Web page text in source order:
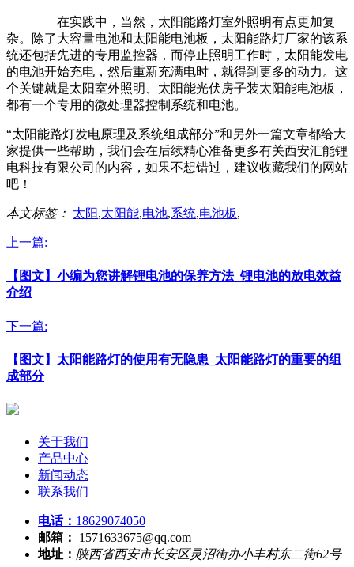
在实践中，当然，太阳能路灯室外照明有点更加复
杂。除了大容量电池和太阳能电池板，太阳能路灯厂家的该系
统还包括先进的专用监控器，而停止照明工作时，太阳能发电
的电池开始充电，然后重新充满电时，就得到更多的动力。这
个关键就是太阳室外照明、太阳能光伏房子装太阳能电池板，
都有一个专用的微处理器控制系统和电池。
“太阳能路灯发电原理及系统组成部分”和另外一篇文章都给大
家提供一些帮助，我们会在后续精心准备更多有关西安汇能锂
电科技有限公司的内容，如果不想错过，建议收藏我们的网站
吧！
本文标签： 太阳,太阳能,电池,系统,电池板,
上一篇:
【图文】小编为您讲解锂电池的保养方法_锂电池的放电效益
介绍
下一篇:
【图文】太阳能路灯的使用有无隐患_太阳能路灯的重要的组
成部分
关于我们
产品中心
新闻动态
联系我们
电话： 18629074050
邮箱：
1571633675@qq.com
地址： 陕西省西安市长安区灵沼街办小丰村东二街62号